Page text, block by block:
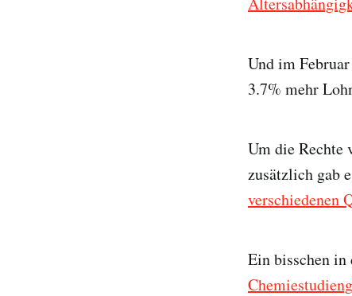
Und im
3.7% mehr
Um die Rechte
zusätzlich gab
verschiedenen
Ein bisschen in